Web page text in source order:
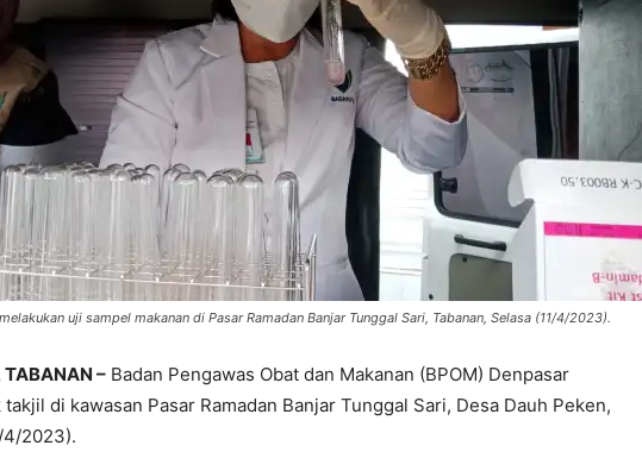
uji sampel makanan di Pasar Ramadan Banjar Tunggal Sari, Tabanan, Selasa (11/4/2023).
– Badan Pengawas Obat dan Makanan (BPOM) Denpasar
di kawasan Pasar Ramadan Banjar Tunggal Sari, Desa Dauh Peken,
4/2023).